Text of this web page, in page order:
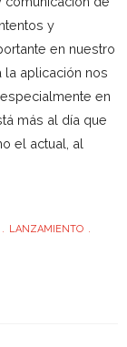
y
en nuestro
la aplicación nos
en
más al día que
el actual, al
LANZAMIENTO